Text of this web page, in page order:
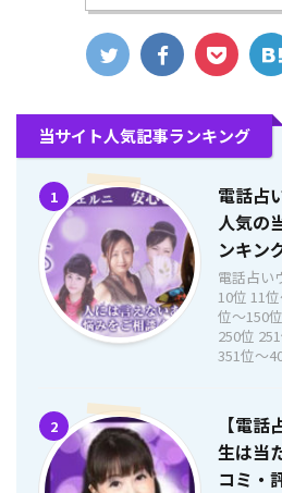
当サイト人気記事ランキング
1
電話占
人気の
ンキン
電話占い
10位 11
位〜150
250位
351位〜
2
【電
生は当
コミ・